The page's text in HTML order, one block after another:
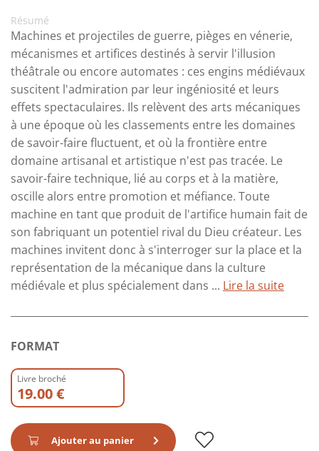
Résumé
Machines et projectiles de guerre, pièges en vénerie,
mécanismes et artifices destinés à servir l'illusion
théâtrale ou encore automates : ces engins médiévaux
suscitent l'admiration par leur ingéniosité et leurs
effets spectaculaires. Ils relèvent des arts mécaniques
à une époque où les classements entre les domaines
de savoir-faire fluctuent, et où la frontière entre
domaine artisanal et artistique n'est pas tracée. Le
savoir-faire technique, lié au corps et à la matière,
oscille alors entre promotion et méfiance. Toute
machine en tant que produit de l'artifice humain fait de
son fabriquant un potentiel rival du Dieu créateur. Les
machines invitent donc à s'interroger sur la place et la
représentation de la mécanique dans la culture
médiévale et plus spécialement dans ... Lire la suite
FORMAT
Livre broché
19.00 €
Ajouter au panier